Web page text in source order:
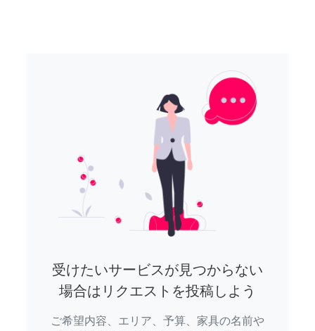
受けたいサービスが見つからない
場合はリクエストを投稿しよう
ご希望内容、エリア、予算、家具の名前や